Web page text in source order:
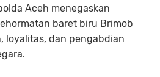
Aceh menegaskan
baret biru Brimob
loyalitas, dan pengabdian